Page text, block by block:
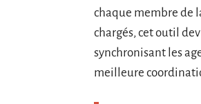
chaque membre de
chargés, cet outil
synchronisant les
meilleure